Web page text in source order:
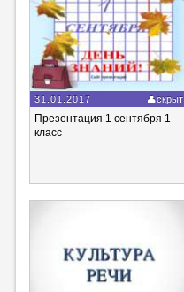
31.01.2017 скрыт
Презентация 1 сентября 1
класс